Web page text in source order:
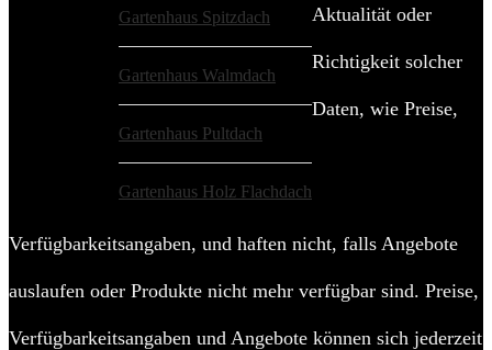
Gartenhaus Spitzdach
Gartenhaus Walmdach
Gartenhaus Pultdach
Gartenhaus Holz Flachdach
Aktualität oder
Richtigkeit solcher
Daten, wie Preise,
Verfügbarkeitsangaben, und haften nicht, falls Angebote
auslaufen oder Produkte nicht mehr verfügbar sind. Preise,
Verfügbarkeitsangaben und Angebote können sich jederzeit